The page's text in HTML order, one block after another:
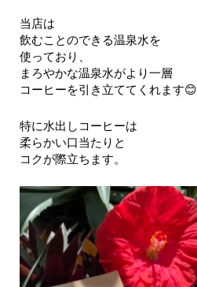
当店は
飲むことのできる温泉水を
使っており、
まろやかな温泉水がより一層
コーヒーを引き立ててくれます😊
特に水出しコーヒーは
柔らかい口当たりと
コクが際立ちます。